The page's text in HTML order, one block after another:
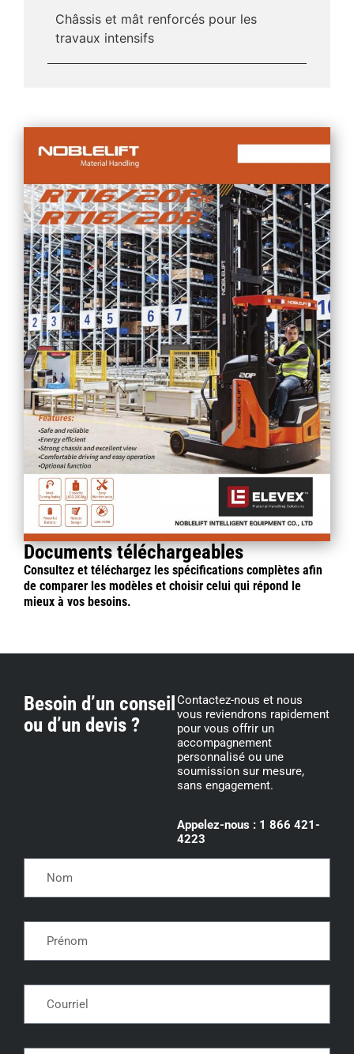
Châssis et mât renforcés pour les
travaux intensifs
Documents téléchargeables
Consultez et téléchargez les spécifications complètes afin
de comparer les modèles et choisir celui qui répond le
mieux à vos besoins.
Besoin d’un conseil
ou d’un devis ?
Contactez-nous et nous
vous reviendrons rapidement
pour vous offrir un
accompagnement
personnalisé ou une
soumission sur mesure,
sans engagement.
Appelez-nous : 1 866 421-
4223